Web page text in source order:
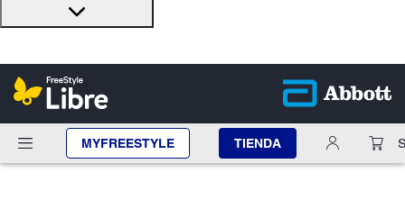
MYFREESTYLE TIENDA